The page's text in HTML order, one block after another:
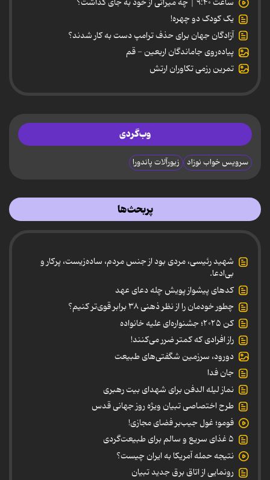
یک کودک دو چهره!
آزادگان جهان برای حذف ترامپ دست به کار شدند؟
پیاده‌روی جاماندگان اربعین - قم
تمرین رزمی تکاوران ارتش
وب‌گردی
سرویس خواب نوزاد زیورآلات پاندورا
پربحث‌ها
شهید رئیسی، مردی بود از جنس مردم، ساده‌زیست، پرکار و
بی‌ادعا.
کدهای پیشواز پویش چله دعای عهد
چطور خودمان را از نظر ذهنی ۳۸ برابر قوی‌تر کنیم؟
کن ۲۰۲۵؛ جشنواره‌ای علیه خانواده
راز افرادی که کمتر ضرر می‌کنند!
دورود، سرزمین شگفتی‌های طبیعت
جان فدا
نماز لیله الدفن برای شهدای بیت رهبری
طرح اختصاصی تبیان ویژه روز جهانی قدس
فومو؛ غول جیب‌بر فضای مجازی!
۵ غذای سریع و سالم برای طبیعت‌گردی
نتیجه حمله آمریکا به ایران چیست؟
رونمایی از اتاق برق جدید تبیان